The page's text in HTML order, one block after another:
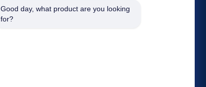
Olaylar
Bir teklif isteği
Good day, what product are you looking
for?